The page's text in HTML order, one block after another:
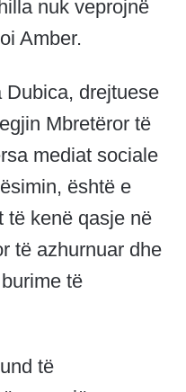
nuk veprojnë
Amber.
Dubica, drejtuese
Mbretëror të
mediat sociale
është e
të kenë qasje në
të azhurnuar dhe
të
të